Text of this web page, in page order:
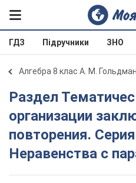
ГДЗ Підручники ЗНО
Алгебра 8 клас А. М.
Раздел Тематические серии для
организации
повторения.
Неравенства с